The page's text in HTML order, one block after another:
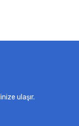
ulaşır.